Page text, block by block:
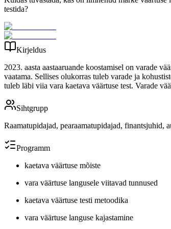
testida?
Kirjeldus
2023. aasta aastaaruande koostamisel on varade
vaatama. Sellises olukorras tuleb varade ja
tuleb läbi viia vara kaetava väärtuse test. Varade
Sihtgrupp
Raamatupidajad, pearaamatupidajad, finantsjuhid,
Programm
kaetava väärtuse mõiste
vara väärtuse langusele viitavad tunnused
kaetava väärtuse testi metoodika
vara väärtuse languse kajastamine